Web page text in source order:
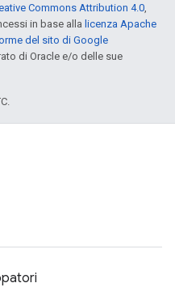
Commons Attribution 4.0,
in base alla licenza Apache
del sito di Google
di Oracle e/o delle sue